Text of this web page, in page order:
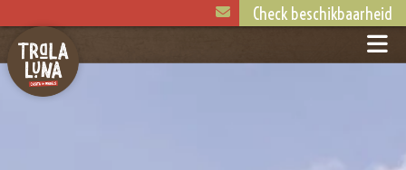
Check beschikbaarheid